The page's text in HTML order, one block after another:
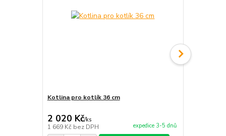
Kotlina pro kotlík 36 cm
2 020 Kč/ks
1 669 Kč bez DPH expedice 3-5 dnů